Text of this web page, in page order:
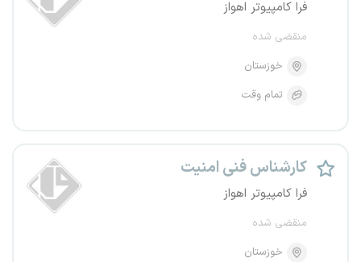
فرا کامپیوتر اهواز
منقضی شده
خوزستان
تمام وقت
کارشناس فنی امنیت
فرا کامپیوتر اهواز
منقضی شده
خوزستان